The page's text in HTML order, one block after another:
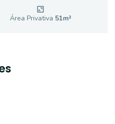
Área Privativa 51m²